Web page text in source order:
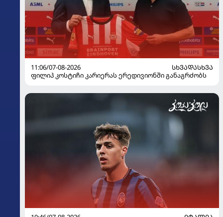
11:06/07-08-2026
ᲡᲮᲕᲐᲓᲐᲡᲮᲕᲐ
ფილიპ კოსტიჩი კარიერას ერედივიონში განაგრძობს